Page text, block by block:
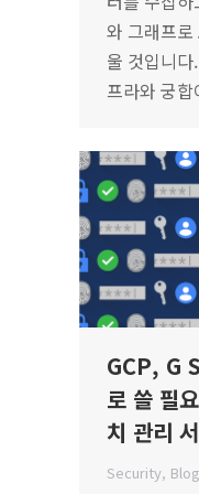
와 그래프로
울 것입니
프라와 궁
GCP, G
로 쓸 필
치 관리
Security, Blog